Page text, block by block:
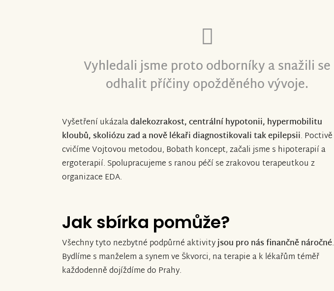
Vyhledali jsme proto odborníky a snažili se
odhalit příčiny opožděného vývoje.
Vyšetření ukázaladalekozrakost,centrální hypotonii, hypermobilitu
kloubů, skoliózu zad a nově lékaři diagnostikovali tak epilepsii. Poctivě
cvičíme Vojtovou metodou, Bobath koncept, začali jsme s hipoterapií a
ergoterapií. Spolupracujeme s ranou péčí se zrakovou terapeutkou z
organizace EDA.
Jak sbírka pomůže?
Všechny tyto nezbytné podpůrné aktivityjsou pro nás finančně náročné.
Bydlíme s manželem a synem ve Škvorci, na terapie a k lékařům téměř
každodenně dojíždíme do Prahy.